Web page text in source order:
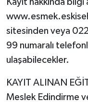
sitesinden veya
99 numaralı
ulaşabilecekler.
KAYIT ALINAN
Meslek Edindirme